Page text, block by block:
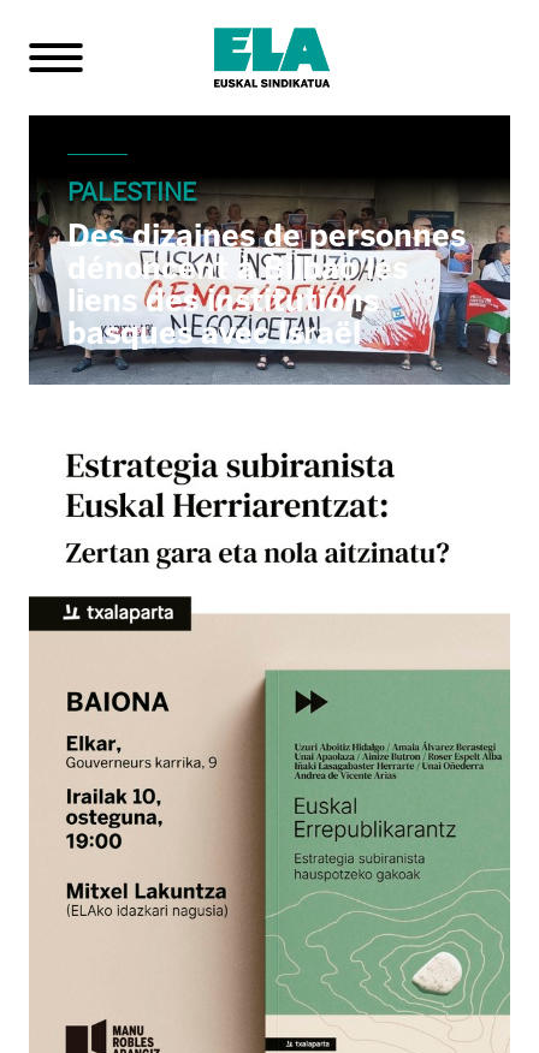
PALESTINE
Des dizaines de personnes
dénoncent à Bilbao les
liens des institutions
basques avec Israël